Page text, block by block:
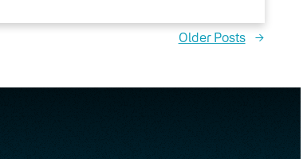
Older Posts →